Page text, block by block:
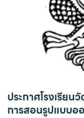
ประกาศโรงเรียน
การสอนรูปแบบ